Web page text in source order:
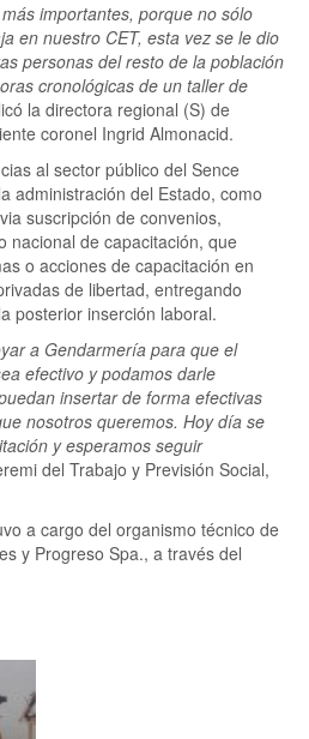
importantes, porque no sólo
en nuestro CET, esta vez se le dio
personas del resto de la población
cronológicas de un taller de
la directora regional (S) de
coronel Ingrid Almonacid.
al sector público del Sence
administración del Estado, como
suscripción de convenios,
nacional de capacitación, que
o acciones de capacitación en
de libertad, entregando
posterior inserción laboral.
a Gendarmería para que el
efectivo y podamos darle
insertar de forma efectivas
nosotros queremos. Hoy día se
y esperamos seguir
del Trabajo y Previsión Social,
a cargo del organismo técnico de
y Progreso Spa., a través del